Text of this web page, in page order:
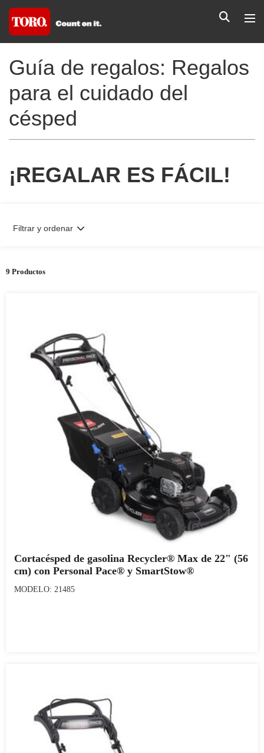
Guía de regalos: Regalos
para el cuidado del
césped
¡REGALAR ES FÁCIL!
9 Productos
Filtrar y ordenar
Cortacésped de gasolina Recycler® Max de 22" (56
cm) con Personal Pace® y SmartStow®
MODELO: 21485